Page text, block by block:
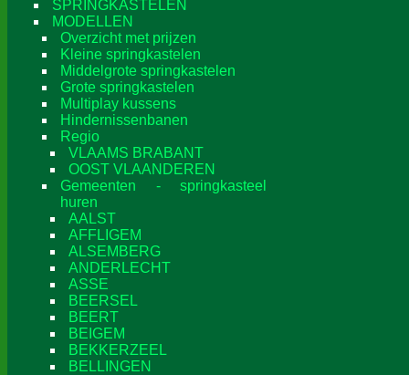
SPRINGKASTELEN
MODELLEN
Overzicht met prijzen
Kleine springkastelen
Middelgrote springkastelen
Grote springkastelen
Multiplay kussens
Hindernissenbanen
Regio
VLAAMS BRABANT
OOST VLAANDEREN
Gemeenten - springkasteel
huren
AALST
AFFLIGEM
ALSEMBERG
ANDERLECHT
ASSE
BEERSEL
BEERT
BEIGEM
BEKKERZEEL
BELLINGEN